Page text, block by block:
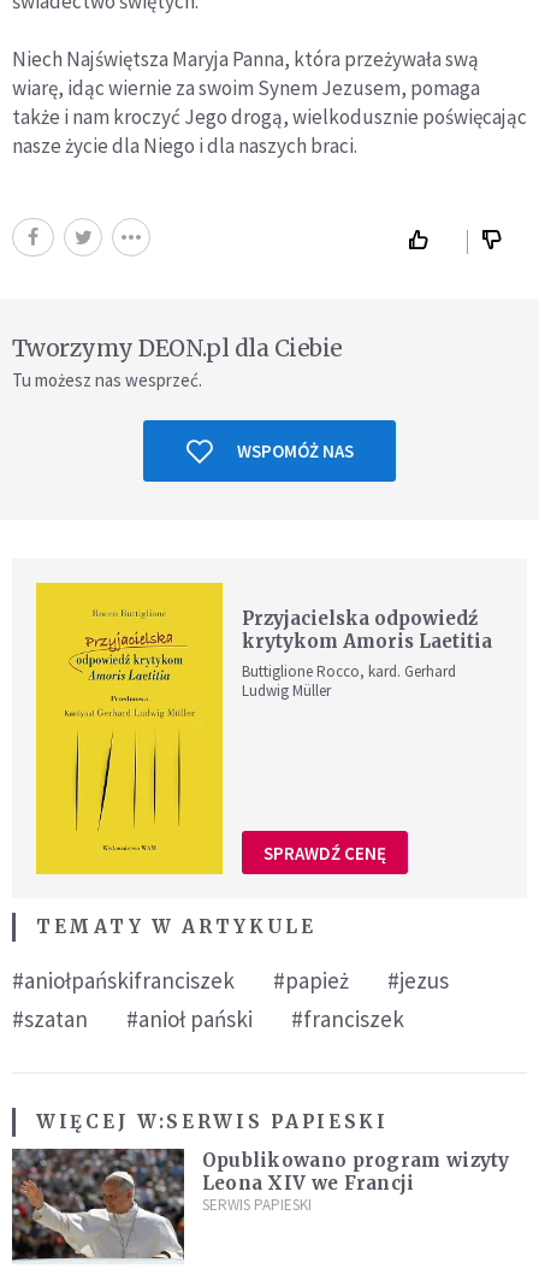
Niech Najświętsza Maryja Panna, która przeżywała swą
wiarę, idąc wiernie za swoim Synem Jezusem, pomaga
także i nam kroczyć Jego drogą, wielkodusznie poświęcając
nasze życie dla Niego i dla naszych braci.
Tworzymy DEON.pl dla Ciebie
Tu możesz nas wesprzeć.
WSPOMÓŻ NAS
Przyjacielska odpowiedź
krytykom Amoris Laetitia
Buttiglione Rocco, kard. Gerhard
Ludwig Müller
SPRAWDŹ CENĘ
TEMATY W ARTYKULE
#aniołpańskifranciszek #papież
#jezus
#szatan
#anioł pański #franciszek
WIĘCEJ W:SERWIS PAPIESKI
Opublikowano program wizyty
Leona XIV we Francji
SERWIS PAPIESKI